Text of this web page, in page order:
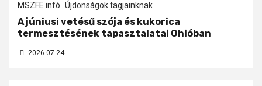
MSZFE infó Újdonságok tagjainknak
A júniusi vetésű szója és kukorica
termesztésének tapasztalatai Ohióban
2026-07-24